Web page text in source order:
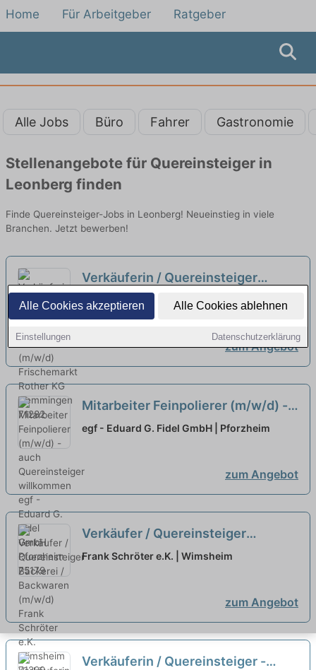
Alle Cookies akzeptieren Alle Cookies ablehnen
Einstellungen Datenschutzerklärung
Home Für Arbeitgeber Ratgeber
Alle Jobs Büro Fahrer Gastronomie
Stellenangebote für Quereinsteiger in
Leonberg finden
Finde Quereinsteiger-Jobs in Leonberg! Neueinstieg in viele
Branchen. Jetzt bewerben!
Verkäuferin / Quereinsteiger
Bäckerei / Backwaren (m/w/d)
Frischemarkt Rother KG | Hemmingen
zum Angebot
Mitarbeiter Feinpolierer (m/w/d) -
auch Quereinsteiger willkommen
egf - Eduard G. Fidel GmbH | Pforzheim
zum Angebot
Verkäufer / Quereinsteiger
Bäckerei / Backwaren (m/w/d)
Frank Schröter e.K. | Wimsheim
zum Angebot
Verkäuferin / Quereinsteiger -